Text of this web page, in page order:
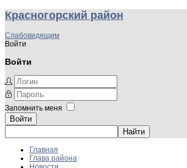
Красногорский район
Слабовидящим
Войти
Войти
Запомнить меня
Войти
Главная
Глава района